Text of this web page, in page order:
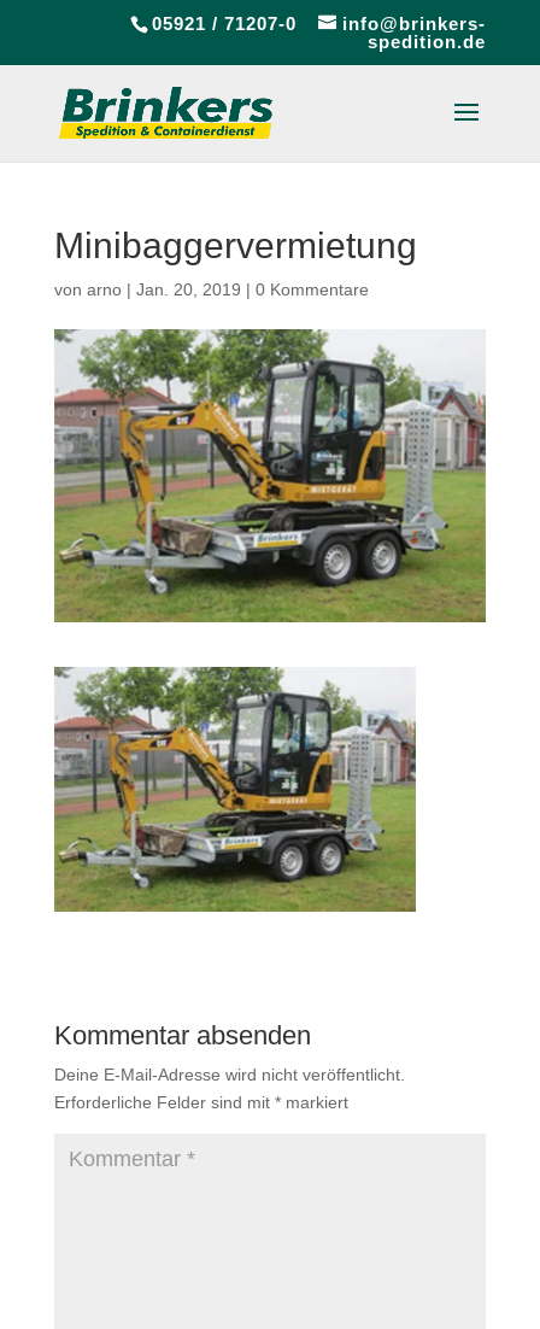
05921 / 71207-0
info@brinkers-
spedition.de
Minibaggervermietung
von arno| Jan. 20, 2019 | 0 Kommentare
Kommentar absenden
Deine E-Mail-Adresse wird nicht veröffentlicht.
Erforderliche Felder sind mit *markiert